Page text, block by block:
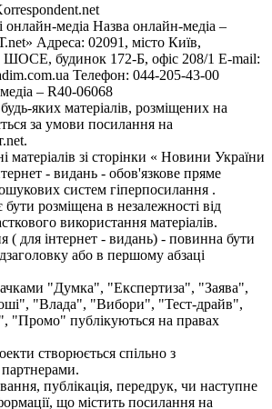
онлайн-медіа Назва онлайн-медіа –
Адреса: 02091, місто Київ,
будинок 172-Б, офіс 208/1 E-mail:
Телефон: 044-205-43-00
– R40-06068
яких матеріалів, розміщених на
за умови посилання на
матеріалів зі сторінки « Новини України
- видань - обов'язкове пряме
систем гіперпосилання .
розміщена в незалежності від
використання матеріалів.
( для інтернет - видань) - повинна бути
або в першому абзаці
"Думка", "Експертиза", "Заява",
"Влада", "Вибори", "Тест-драйв",
"Промо" публікуються на правах
створюється спільно з
публікація, передрук, чи наступне
що містить посилання на